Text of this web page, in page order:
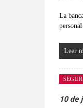
La
Leer
10 de